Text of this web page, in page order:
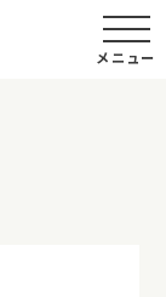
メニュー